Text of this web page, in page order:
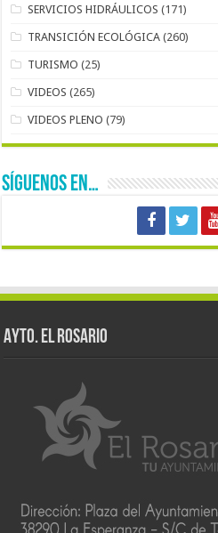
SERVICIOS HIDRÁULICOS (171)
TRANSICIÓN ECOLÓGICA (260)
TURISMO (25)
VIDEOS (265)
VIDEOS PLENO (79)
SÍGUENOS EN…
AYTO. EL ROSARIO